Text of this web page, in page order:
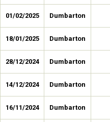
01/02/2025 Dumbarton
18/01/2025 Dumbarton
28/12/2024 Dumbarton
14/12/2024 Dumbarton
16/11/2024 Dumbarton